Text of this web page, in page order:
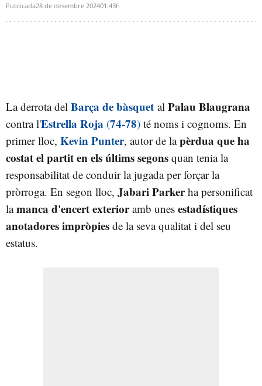
Publicada28 de desembre 202401:43h
La derrota del Barça de bàsquet al Palau Blaugrana
contra l'Estrella Roja (74-78) té noms i cognoms. En
primer lloc, Kevin Punter, autor de lapèrdua que ha
costat el partit en els últims segons quan tenia la
responsabilitat de conduir la jugada per forçar la
pròrroga. En segon lloc, Jabari Parkerha personificat
lamanca d'encert exterioramb unes estadístiques
anotadores impròpies de la seva qualitat i del seu
estatus.